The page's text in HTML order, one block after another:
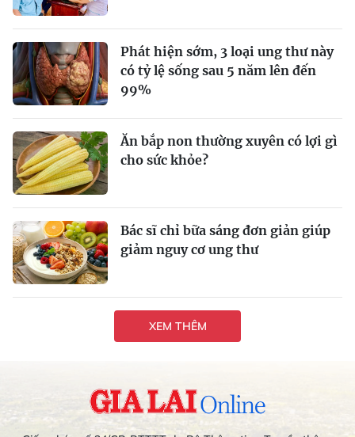
Phát hiện sớm, 3 loại ung thư này
có tỷ lệ sống sau 5 năm lên đến
99%
Ăn bắp non thường xuyên có lợi gì
cho sức khỏe?
Bác sĩ chỉ bữa sáng đơn giản giúp
giảm nguy cơ ung thư
XEM THÊM